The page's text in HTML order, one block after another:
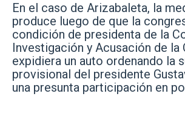
En el caso de Arizabaleta, la
produce luego de que la
condición de presidenta de la
Investigación y Acusación de la
expidiera un auto ordenando la
provisional del presidente
una presunta participación en